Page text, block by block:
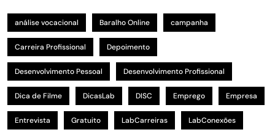
análise vocacional Baralho Online campanha
Carreira Profissional Depoimento
Desenvolvimento Pessoal Desenvolvimento Profissional
Dica de Filme DicasLab DISC Emprego Empresa
Entrevista Gratuito LabCarreiras LabConexões